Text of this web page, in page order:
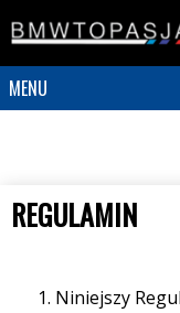
MENU
REGULAMIN
Niniejszy